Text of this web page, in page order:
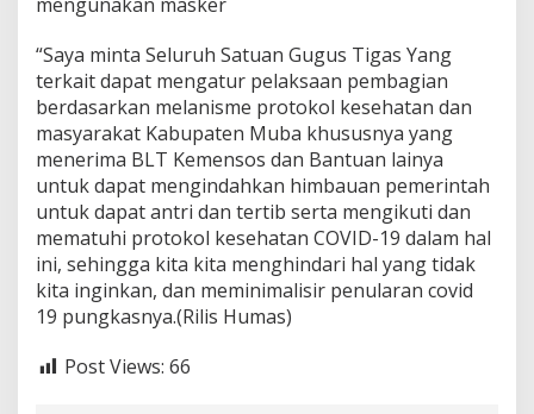
“Saya minta Seluruh Satuan Gugus Tigas Yang
terkait dapat mengatur pelaksaan pembagian
berdasarkan melanisme protokol kesehatan dan
masyarakat Kabupaten Muba khususnya yang
menerima BLT Kemensos dan Bantuan lainya
untuk dapat mengindahkan himbauan pemerintah
untuk dapat antri dan tertib serta mengikuti dan
mematuhi protokol kesehatan COVID-19 dalam hal
ini, sehingga kita kita menghindari hal yang tidak
kita inginkan, dan meminimalisir penularan covid
19 pungkasnya.(Rilis Humas)
Post Views: 66